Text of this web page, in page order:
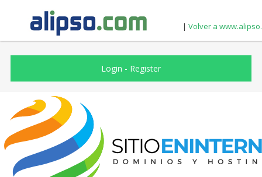
| Volver a
Login - Register